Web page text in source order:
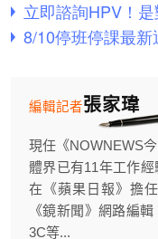
張家瑋
編輯記者
現任《NOWNEWS
體界已有11年工作
在《蘋果日報》擔
《鏡新聞》網路編
3C等...